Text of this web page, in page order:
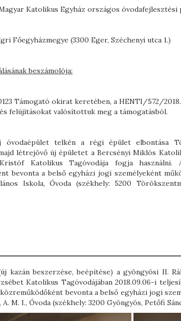
Katolikus Egyház országos óvodafejlesztési
Főegyházmegye (3300 Eger, Széchenyi utca 1.)
beszámolója:
Támogató okirat keretében, a HENTI/572/
felújításokat valósítottuk meg a támogatásból.
telkén a régi épület elbontása
létrejövő új épületet a Bercsényi Miklós
Katolikus Tagóvodája fogja használni.
bevonta a belső egyházi jogi személyeként
Iskola, Óvoda (székhely: 5200
kazán beszerzése, beépítése) a gyöngyösi II.
Katolikus Tagóvodájában 2018.09.06-i
bevonta a belső egyházi jogi
M. I., Óvoda (székhely: 3200 Gyöngyös, Petőfi